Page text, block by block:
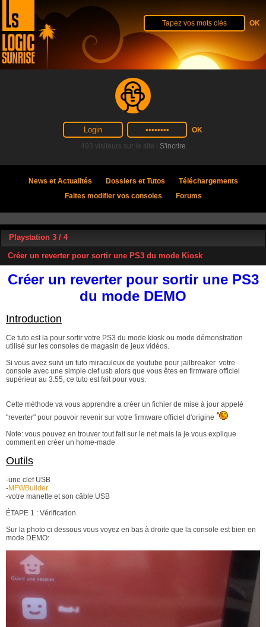
493 visiteurs sur le site | S'incrire
News et Actualités Dossiers et Tutos
Téléchargements
Faites modifier vos consoles
Forums
Playstation 3 / 4
Créer un reverter pour sortir une PS3 du mode Kiosk
Créer un reverter pour sortir une PS3
du mode DEMO
Introduction
Ce tuto est la pour sortir votre PS3 du mode kiosk ou mode démonstration
utilisé sur les consoles de magasin de jeux vidéos.
Si vous avez suivi un tuto miraculeux de youtube pour jailbreaker votre
console avec une simple clef usb alors que vous êtes en firmware officiel
supérieur au 3.55, ce tuto est fait pour vous.
Cette méthode va vous apprendre a créer un fichier de mise à jour appelé
"reverter" pour pouvoir revenir sur votre firmware officiel d'origine
Note: vous pouvez en trouver tout fait sur le net mais la je vous explique
comment en créer un home-made
Outils
-une clef USB
-MFWBuilder
-votre manette et son câble USB
ÉTAPE 1 : Vérification
Sur la photo ci dessous vous voyez en bas à droite que la console est bien en
mode DEMO: